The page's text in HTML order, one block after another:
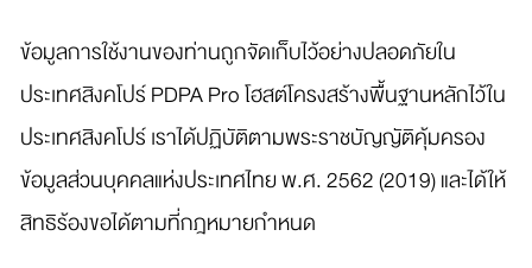
ข้อมูลการใช้งานของท่านถูกจัดเก็บไว้อย่างปลอดภัยใน
ประเทศสิงคโปร์ PDPA Pro โฮสต์โครงสร้างพื้นฐานหลักไว้ใน
ประเทศสิงคโปร์ เราได้ปฏิบัติตามพระราชบัญญัติคุ้มครอง
ข้อมูลส่วนบุคคลแห่งประเทศไทย พ.ศ. 2562 (2019) และได้ให้
สิทธิร้องขอได้ตามที่กฎหมายกำหนด